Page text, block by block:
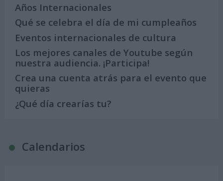
Años Internacionales
Qué se celebra el día de mi cumpleaños
Eventos internacionales de cultura
Los mejores canales de Youtube según
nuestra audiencia. ¡Participa!
Crea una cuenta atrás para el evento que
quieras
¿Qué día crearías tu?
Calendarios